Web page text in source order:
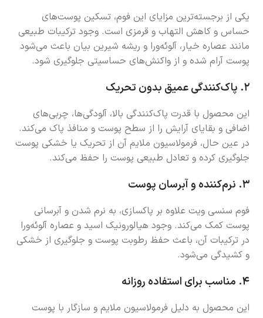
یکی از برجسته‌ترین مزایای این فوم، تسکین پوست‌های
حساس و کاهش التهاب و قرمزی است. وجود ترکیبات طبیعی
مانند عصاره خیار، آلوئه‌ورا و ریشه شیرین بیان باعث می‌شود
پوست آرام شده و از واکنش‌های حساسیتی جلوگیری شود.
۲. پاک‌کنندگی عمیق بدون تحریک
این محصول با قدرت پاک‌کنندگی بالا، آلودگی‌ها، چربی‌های
اضافی و بقایای آرایش را از سطح پوست و منافذ پاک می‌کند.
در عین حال، فرمولاسیون ملایم آن از تحریک یا خشکی پوست
جلوگیری کرده و تعادل طبیعی پوست را حفظ می‌کند.
۳. نرم‌کننده و آبرسان پوست
فوم سنسی ویت علاوه بر پاکسازی، به نرم شدن و آبرسانی
پوست کمک می‌کند. وجود هیالورونیک اسید و عصاره آلوئه‌ورا
در ترکیبات آن، باعث حفظ رطوبت پوست و جلوگیری از خشکی
و کشیدگی می‌شود.
۴. مناسب برای استفاده روزانه
این محصول به دلیل فرمولاسیون ملایم و سازگار با پوست